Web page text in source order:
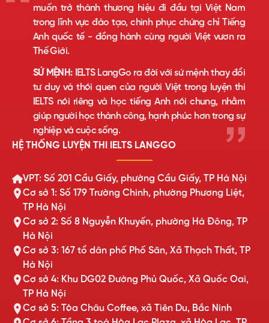
muốn trở thành thương hiệu đi đầu tại Việt Nam
trong lĩnh vực đào tạo, chinh phục chứng chỉ Tiếng
Anh quốc tế - đồng hành cùng người Việt vươn ra
Thế Giới.
SỨ MỆNH:IELTS LangGo ra đời với sứ mệnh thay đổi
tư duy và thói quen của người Việt trong luyện thi
IELTS nói riêng và học tiếng Anh nói chung, nhằm
giúp người học thành công, hạnh phúc hơn trong sự
nghiệp và cuộc sống.
HỆ THỐNG LUYỆN THI IELTS LANGGO
VPT: Số 201 Cầu Giấy, phường Cầu Giấy, TP Hà Nội
Cơ sở 1: Số 179 Trường Chinh, phường Phương Liệt,
TP Hà Nội
Cơ sở 2: Số 8 Nguyễn Khuyến, phường Hà Đông, TP
Hà Nội
Cơ sở 3: 167 tổ dân phố Phố Săn, Xã Thạch Thất, TP
Hà Nội
Cơ sở 4: Khu DG02 Đường Phủ Quốc, Xã Quốc Oai,
TP Hà Nội
Cơ sở 5: Tòa Châu Coffee, xã Tiên Du, Bắc Ninh